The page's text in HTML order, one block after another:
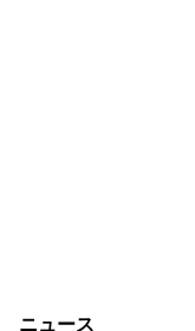
ニュース